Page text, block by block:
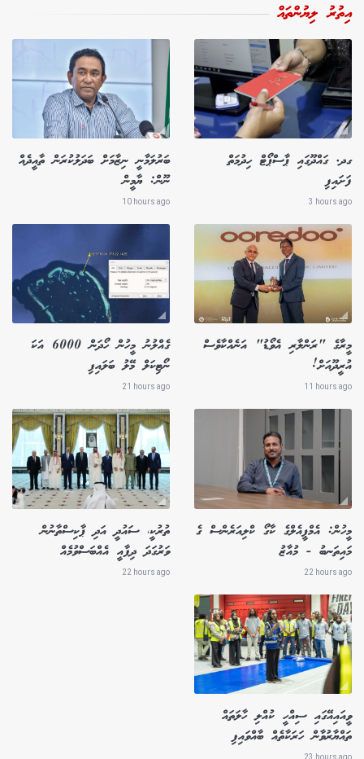
އިތުރު ލިޔުންތައް
ގދ. ގައްދޫގައި ޕާސްޕޯޓް ހިދުމަތް
ފަށައިފި
3 hours ago
ބަރުލަމާނީ ނިޒާމަށް ބަދަލުކުރަން ތާއީދެއް
ނޫން: ޔާމީން
10 hours ago
މީރާގެ "ރަންލާރި އެވޯޑު" އަނެއްކާވެސް
އުރީދޫއަށް!
11 hours ago
ގެއްލުނު މީހުން ހޯދަން 6000 އަކަ
ނޯޓިކަލް މޭލު ބަލައިފި
21 hours ago
މީހުން: އެމްޕީއެލްގެ ކާގޯ ކްލިއަރެންސް ގެ
މައިތަނބު - މުއާޒު
22 hours ago
ތުރުކީ، ސައުދީ އަދި ޕާކިސްތާނުން
ވަރުގަދަ ދިފާއީ އެއްބަސްވުމެއް
22 hours ago
ވީއައިއޭގައި ސިއްހީ ކުއްލި ހާލަތައް
ތައްޔާރުވާން ހަރަކާތެއް ބާއްވައިފި
23 hours ago